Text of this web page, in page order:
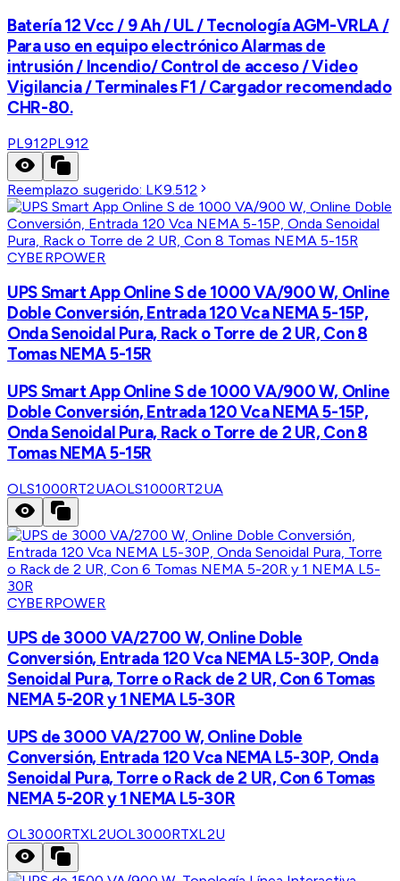
Batería 12 Vcc / 9 Ah / UL / Tecnología AGM-VRLA /
Para uso en equipo electrónico Alarmas de
intrusión / Incendio/ Control de acceso / Video
Vigilancia / Terminales F1 / Cargador recomendado
CHR-80.
PL912PL912
Reemplazo sugerido: LK9.512
CYBERPOWER
UPS Smart App Online S de 1000 VA/900 W, Online
Doble Conversión, Entrada 120 Vca NEMA 5-15P,
Onda Senoidal Pura, Rack o Torre de 2 UR, Con 8
Tomas NEMA 5-15R
UPS Smart App Online S de 1000 VA/900 W, Online
Doble Conversión, Entrada 120 Vca NEMA 5-15P,
Onda Senoidal Pura, Rack o Torre de 2 UR, Con 8
Tomas NEMA 5-15R
OLS1000RT2UAOLS1000RT2UA
CYBERPOWER
UPS de 3000 VA/2700 W, Online Doble
Conversión, Entrada 120 Vca NEMA L5-30P, Onda
Senoidal Pura, Torre o Rack de 2 UR, Con 6 Tomas
NEMA 5-20R y 1 NEMA L5-30R
UPS de 3000 VA/2700 W, Online Doble
Conversión, Entrada 120 Vca NEMA L5-30P, Onda
Senoidal Pura, Torre o Rack de 2 UR, Con 6 Tomas
NEMA 5-20R y 1 NEMA L5-30R
OL3000RTXL2UOL3000RTXL2U